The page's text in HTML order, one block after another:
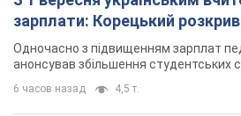
6 часов назад 1,6 т.